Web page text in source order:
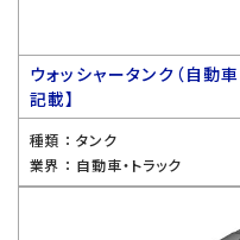
ウォッシャータンク（自動
記載】
種類 ： タンク
業界 ： 自動車・トラック